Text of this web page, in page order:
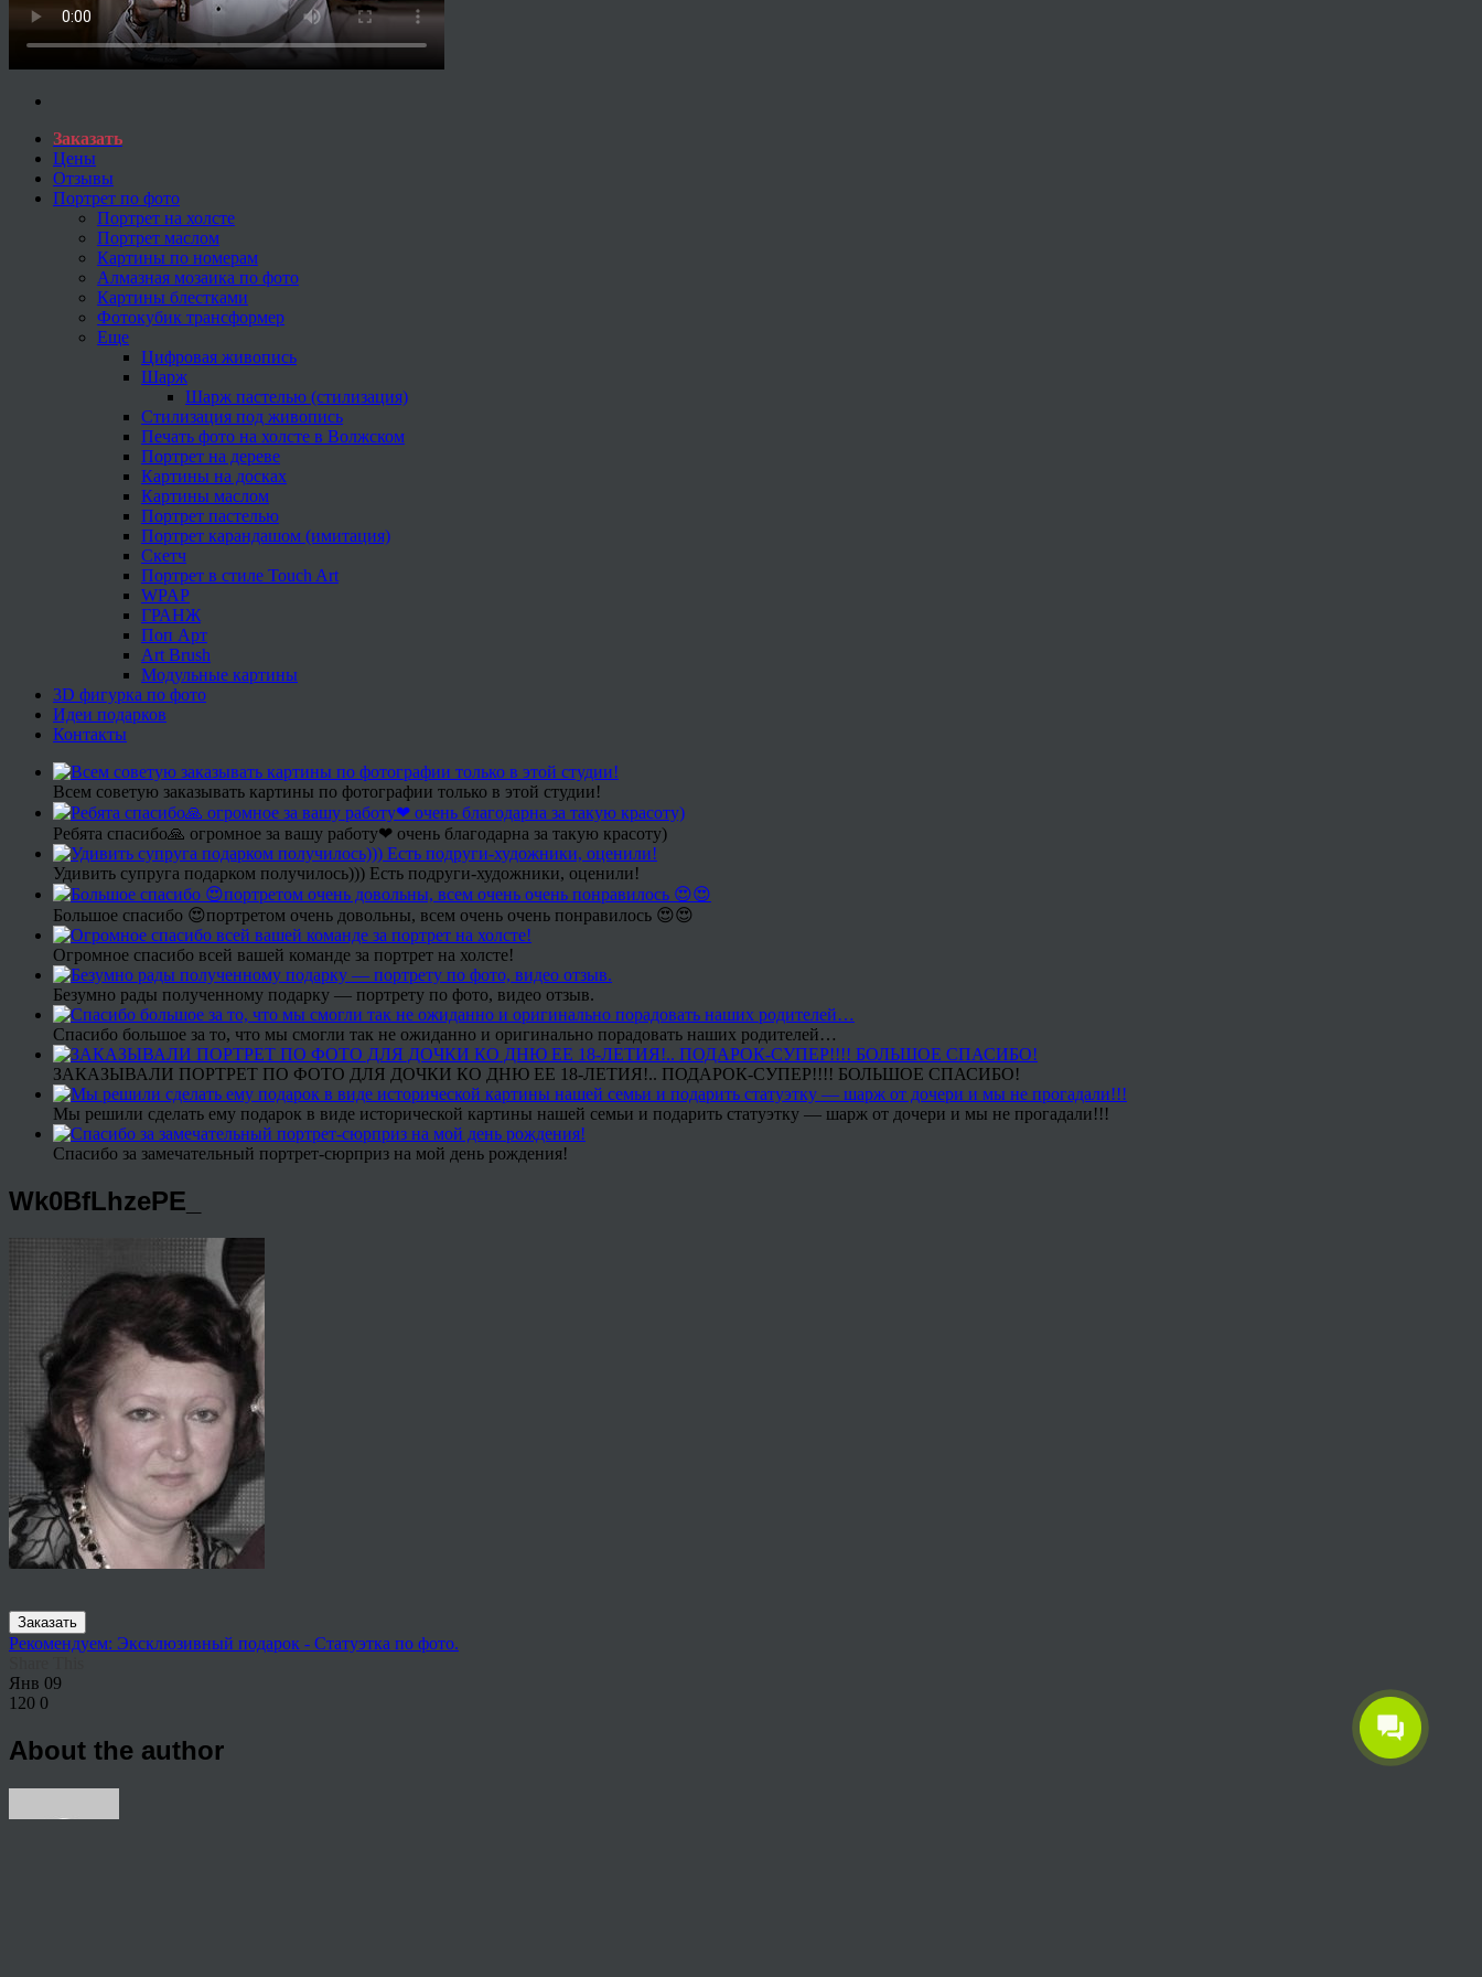
Заказать
Цены
Отзывы
Портрет по фото
Портрет на холсте
Портрет маслом
Картины по номерам
Алмазная мозаика по фото
Картины блестками
Фотокубик трансформер
Еще
Цифровая живопись
Шарж
Шарж пастелью (стилизация)
Стилизация под живопись
Печать фото на холсте в Волжском
Портрет на дереве
Картины на досках
Картины маслом
Портрет пастелью
Портрет карандашом (имитация)
Скетч
Портрет в стиле Touch Art
WPAP
ГРАНЖ
Поп Арт
Art Brush
Модульные картины
3D фигурка по фото
Идеи подарков
Контакты
Всем советую заказывать картины по фотографии только в этой студии!
Ребята спасибо🙏 огромное за вашу работу❤ очень благодарна за такую красоту)
Удивить супруга подарком получилось))) Есть подруги-художники, оценили!
Большое спасибо 😍портретом очень довольны, всем очень очень понравилось 😍😍
Огромное спасибо всей вашей команде за портрет на холсте!
Безумно рады полученному подарку — портрету по фото, видео отзыв.
Спасибо большое за то, что мы смогли так не ожиданно и оригинально порадовать наших родителей…
ЗАКАЗЫВАЛИ ПОРТРЕТ ПО ФОТО ДЛЯ ДОЧКИ КО ДНЮ ЕЕ 18-ЛЕТИЯ!.. ПОДАРОК-СУПЕР!!!! БОЛЬШОЕ СПАСИБО!
Мы решили сделать ему подарок в виде исторической картины нашей семьи и подарить статуэтку — шарж от дочери и мы не прогадали!!!
Спасибо за замечательный портрет-сюрприз на мой день рождения!
Wk0BfLhzePE_
Заказать
Рекомендуем: Эксклюзивный подарок - Статуэтка по фото.
Янв 09
120 0
About the author